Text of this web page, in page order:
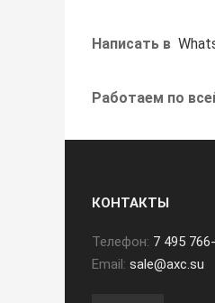
Написать в
Работаем по
КОНТАКТЫ
Телефон: 7 495
Email: sale@axc.su